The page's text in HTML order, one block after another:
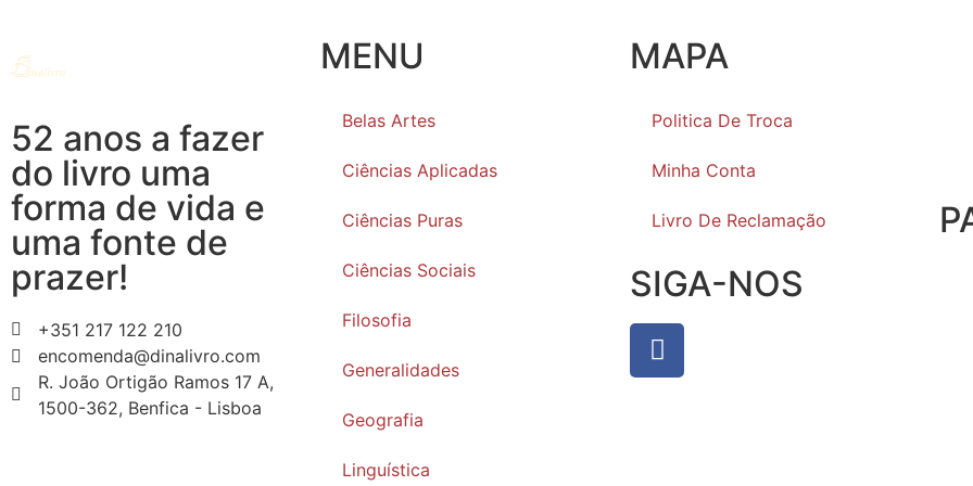
52 anos a fazer
do livro uma
forma de vida e
uma fonte de
prazer!
+351 217 122 210
encomenda@dinalivro.com
R. João Ortigão Ramos 17 A,
1500-362, Benfica - Lisboa
MENU
Belas Artes
Ciências Aplicadas
Ciências Puras
Ciências Sociais
Filosofia
Generalidades
Geografia
Linguística
MAPA
Politica De Troca
Minha Conta
Livro De Reclamação
SIGA-NOS